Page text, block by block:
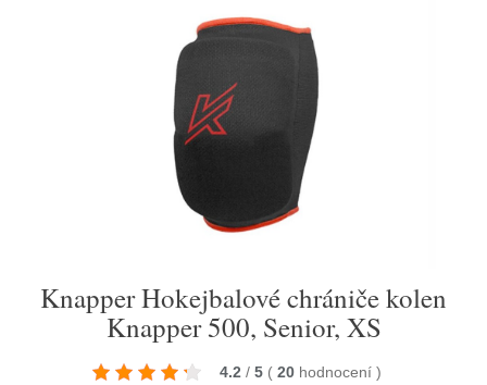
Knapper Hokejbalové chrániče kolen
Knapper 500, Senior, XS
4.2 / 5 ( 20 hodnocení )